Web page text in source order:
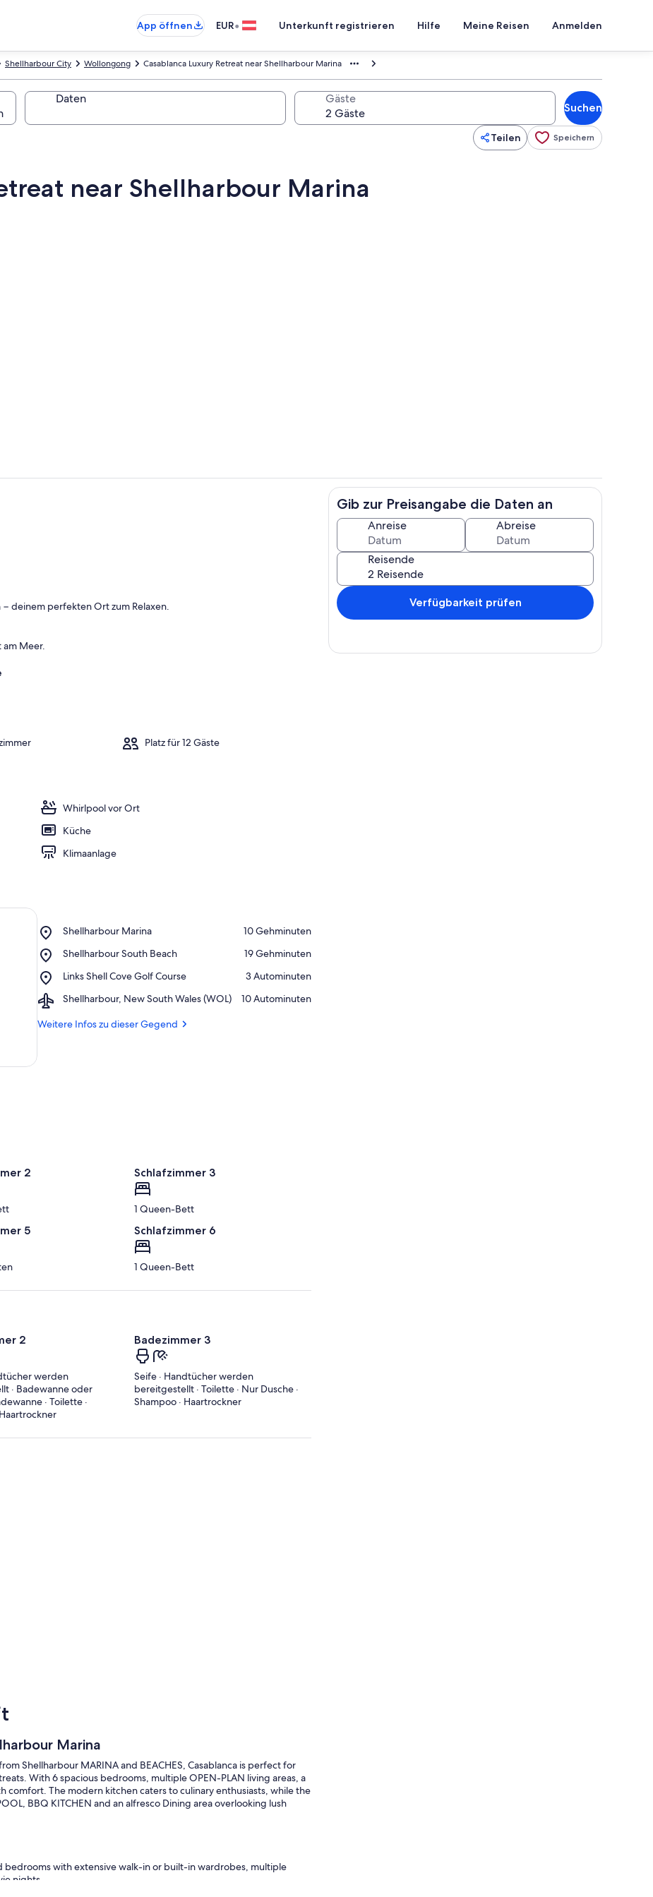
App öffnen
EUR• Unterkunft registrieren Hilfe Meine Reisen Anmelden
Casablanca Luxury Retreat near Shellharbour Marina
Wollongong
Shellharbour City
Daten Gäste
Suchen
Teilen Speichern
near Shellharbour Marina
Eigene Küche Wohnbereich
deinem perfekten Ort zum Relaxen.
Meer.
Platz für 12 Gäste
Whirlpool vor Ort
Küche
Klimaanlage
Shellharbour Marina
Place,
Marina
‪10 Gehminuten‬
Shellharbour South Beach
Place,
South
‪19 Gehminuten‬
Links Shell Cove Golf Course
Place,
Shell
Golf
‪3 Autominuten‬
Shellharbour, New South Wales (WOL)
Airport,
New
‪10 Autominuten‬
Weitere Infos zu dieser Gegend
2 Schlafzimmer 3
1 Queen-Bett
5 Schlafzimmer 6
1 Queen-Bett
2
werden
· Badewanne oder
· Toilette ·
Badezimmer 3
Seife · Handtücher werden
bereitgestellt · Toilette · Nur Dusche ·
Shampoo · Haartrockner
Marina
Shellharbour MARINA and BEACHES, Casablanca is perfect for
With 6 spacious bedrooms, multiple OPEN-PLAN living areas, a
comfort. The modern kitchen caters to culinary enthusiasts, while the
BBQ KITCHEN and an alfresco Dining area overlooking lush
with extensive walk-in or built-in wardrobes, multiple
nights.
Gib zur Preisangabe die Daten an
Anreise Abreise
Reisende
Verfügbarkeit prüfen